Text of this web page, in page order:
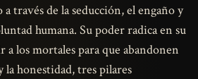
través de la seducción, el engaño y
humana. Su poder radica en su
a los mortales para que abandonen
honestidad, tres pilares